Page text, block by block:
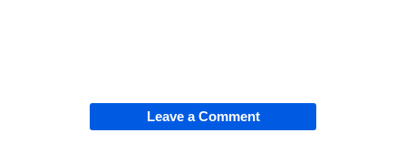
Leave a Comment